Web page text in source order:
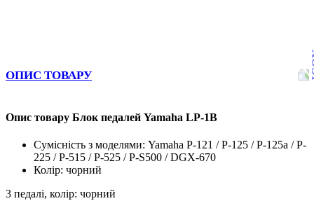
ОПИС ТОВАРУ
Опис товару Блок педалей Yamaha LP-1B
Сумісність з моделями: Yamaha P-121 / P-125 / P-125a / P-
225 / P-515 / P-525 / P-S500 / DGX-670
Колір: чорний
3 педалі, колір: чорний